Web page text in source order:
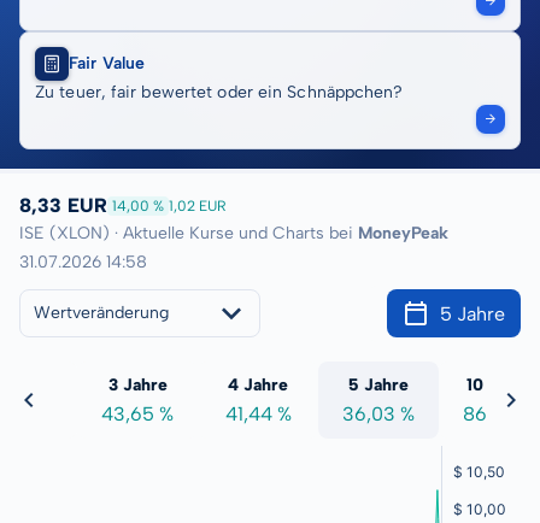
Fair Value
Zu teuer, fair bewertet oder ein Schnäppchen?
8,33 EUR 14,00 % 1,02 EUR
ISE (XLON) · Aktuelle Kurse und Charts bei MoneyPeak
31.07.2026 14:58
Wertveränderung 5 Jahre
%
3 Jahre
43,65 %
4 Jahre
41,44 %
5 Jahre
36,03 %
10 Jahre
86,23 %